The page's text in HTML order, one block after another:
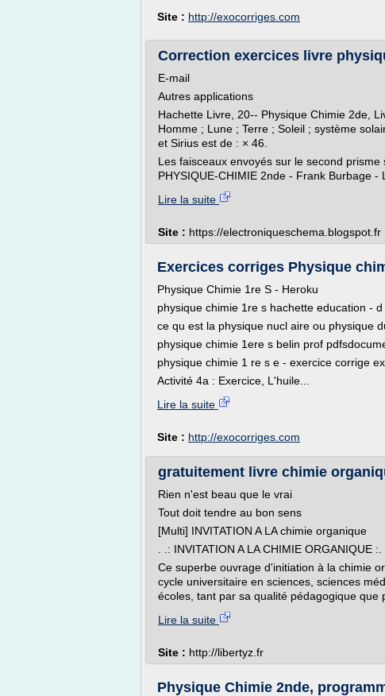
Site : http://exocorriges.com
Correction exercices livre
E-mail
Autres applications
Hachette Livre, 20-- Physique Chimie 2de,
Homme ; Lune ; Terre ; Soleil ; système
et Sirius est de : × 46.
Les faisceaux envoyés sur le second
PHYSIQUE-CHIMIE 2nde - Frank Burbage -
Lire la suite
Site : https://electroniqueschema.blogspot.fr
Exercices corriges Physique
Physique Chimie 1re S - Heroku
physique chimie 1re s hachette education -
ce qu est la physique nucl aire ou physique
physique chimie 1ere s belin prof
physique chimie 1 re s e - exercice corrige
Activité 4a : Exercice, L'huile...
Lire la suite
Site : http://exocorriges.com
gratuitement livre chimie
Rien n'est beau que le vrai
Tout doit tendre au bon sens
[Multi] INVITATION A LA chimie organique
. .: INVITATION A LA CHIMIE ORGANIQUE :. .
Ce superbe ouvrage d'initiation à la chimie
cycle universitaire en sciences, sciences
écoles, tant par sa qualité pédagogique que
Lire la suite
Site : http://libertyz.fr
Physique Chimie 2nde,